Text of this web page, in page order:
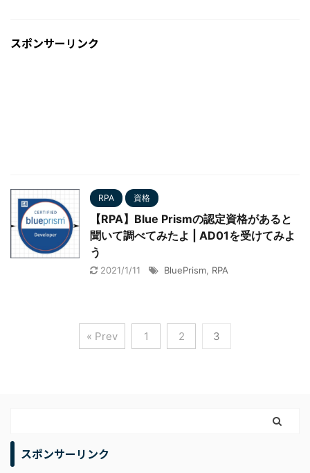
スポンサーリンク
RPA 資格
【RPA】Blue Prismの認定資格があると
聞いて調べてみたよ | AD01を受けてみよ
う
2021/1/11 BluePrism RPA
« Prev 1 2 3
スポンサーリンク